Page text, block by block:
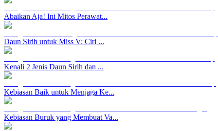
Abaikan Aja! Ini Mitos Perawat...
Daun Sirih untuk Miss V: Ciri ...
Kenali 2 Jenis Daun Sirih dan ...
Kebiasan Baik untuk Menjaga Ke...
Kebiasan Buruk yang Membuat Va...